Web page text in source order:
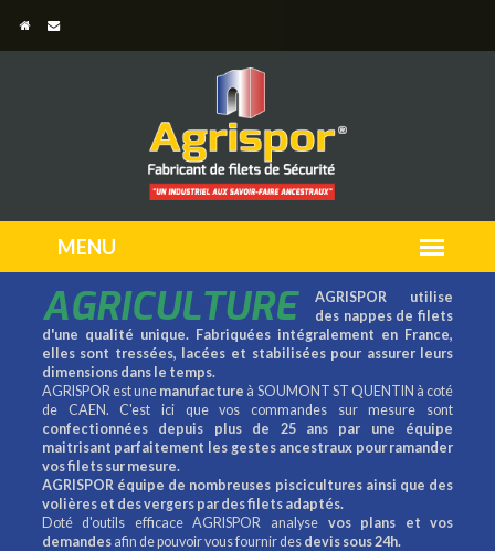
AGRICULTURE
AGRISPOR utilise
des nappes de filets
d'une qualité unique. Fabriquées intégralement en France,
elles sont tressées, lacées et stabilisées pour assurer leurs
dimensions dans le temps.
AGRISPOR est une manufacture à SOUMONT ST QUENTIN à coté
de CAEN. C'est ici que vos commandes sur mesure sont
confectionnées depuis plus de 25 ans par une équipe
maitrisant parfaitement les gestes ancestraux pour ramander
vos filets sur mesure.
AGRISPOR équipe de nombreuses piscicultures ainsi que des
volières et des vergers par des filets adaptés.
Doté d'outils efficace AGRISPOR analyse vos plans et vos
demandesafin de pouvoir vous fournir des devis sous 24h.